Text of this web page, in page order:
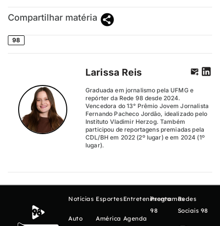
Compartilhar matéria
98
Larissa Reis
Graduada em jornalismo pela UFMG e
repórter da Rede 98 desde 2024.
Vencedora do 13° Prêmio Jovem Jornalista
Fernando Pacheco Jordão, idealizado pelo
Instituto Vladimir Herzog. Também
participou de reportagens premiadas pela
CDL/BH em 2022 (2º lugar) e em 2024 (1º
lugar).
Notícias
Auto
Esportes
América
Entretenimento
Agenda
Programas
98
Redes
Sociais 98